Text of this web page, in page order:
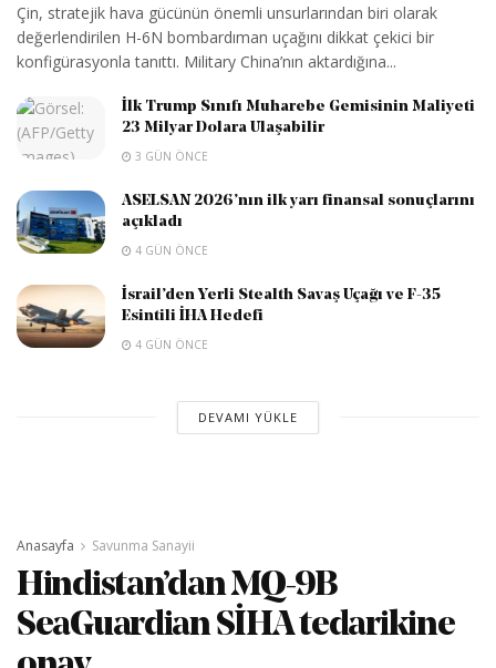
Çin, stratejik hava gücünün önemli unsurlarından biri olarak
değerlendirilen H-6N bombardıman uçağını dikkat çekici bir
konfigürasyonla tanıttı. Military China’nın aktardığına...
İlk Trump Sınıfı Muharebe Gemisinin Maliyeti
23 Milyar Dolara Ulaşabilir
3 GÜN ÖNCE
ASELSAN 2026’nın ilk yarı finansal sonuçlarını
açıkladı
4 GÜN ÖNCE
İsrail’den Yerli Stealth Savaş Uçağı ve F-35
Esintili İHA Hedefi
4 GÜN ÖNCE
DEVAMI YÜKLE
Anasayfa Savunma Sanayii
Hindistan’dan MQ-9B
SeaGuardian SİHA tedarikine